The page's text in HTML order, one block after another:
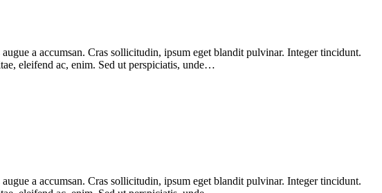
a accumsan. Cras sollicitudin, ipsum eget blandit pulvinar. Integer tincidunt.
eleifend ac, enim. Sed ut perspiciatis, unde…
a accumsan. Cras sollicitudin, ipsum eget blandit pulvinar. Integer tincidunt.